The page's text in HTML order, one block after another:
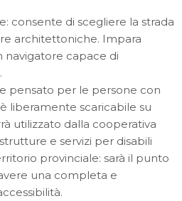
consente di scegliere la strada
architettoniche. Impara
navigatore capace di
pensato per le persone con
liberamente scaricabile su
utilizzato dalla cooperativa
e servizi per disabili
provinciale: sarà il punto
una completa e